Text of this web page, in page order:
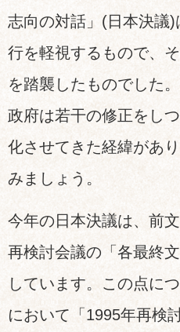
志向の対話」(日本決議
行を軽視するもので、
を踏襲したものでした
政府は若干の修正をし
化させてきた経緯があ
みましょう。
今年の日本決議は、前
再検討会議の「各最終
しています。この点に
において「1995年再検